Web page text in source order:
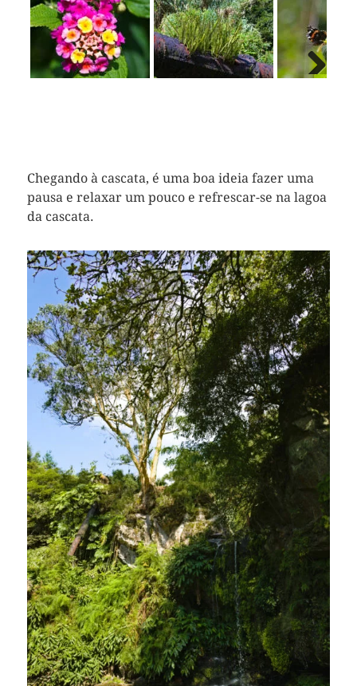
Chegando à cascata, é uma boa ideia fazer uma
pausa e relaxar um pouco e refrescar-se na lagoa
da cascata.